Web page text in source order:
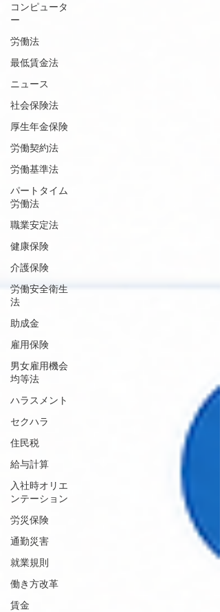
コンピュータ
ー
労働法
最低賃金法
ニュース
社会保険法
厚生年金保険
労働契約法
労働基準法
パートタイム
労働法
職業安定法
健康保険
介護保険
労働安全衛生
法
助成金
雇用保険
男女雇用機会
均等法
ハラスメント
セクハラ
住民税
給与計算
入社時オリエ
ンテーション
労災保険
通勤災害
就業規則
働き方改革
賃金